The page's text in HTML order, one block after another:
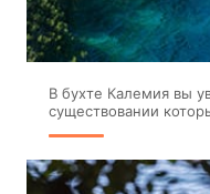
В бухте Калемия вы
существовании